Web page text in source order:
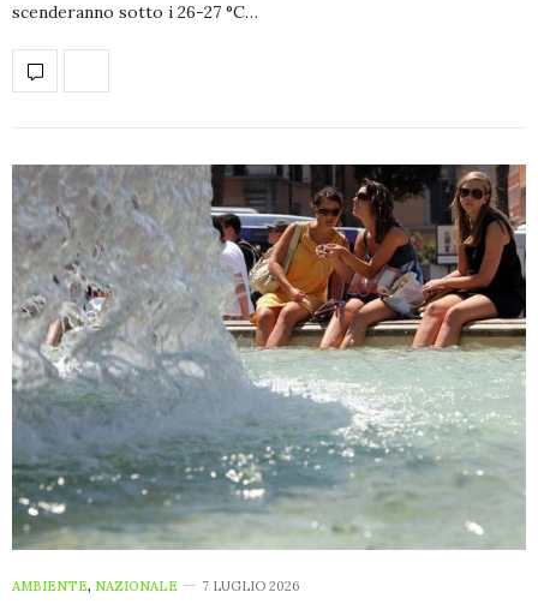
scenderanno sotto i 26-27 °C…
AMBIENTE, NAZIONALE 7 LUGLIO 2026